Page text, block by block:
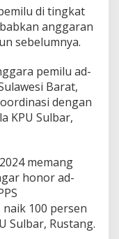
di tingkat
anggaran
sebelumnya.
pemilu ad-
Barat,
dengan
KPU Sulbar,
memang
honor ad-
naik 100 persen
Sulbar, Rustang.